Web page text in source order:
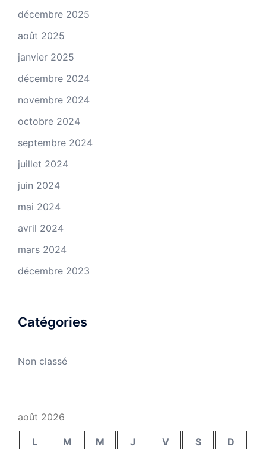
décembre 2025
août 2025
janvier 2025
décembre 2024
novembre 2024
octobre 2024
septembre 2024
juillet 2024
juin 2024
mai 2024
avril 2024
mars 2024
décembre 2023
Catégories
Non classé
août 2026
L M M J V S
D